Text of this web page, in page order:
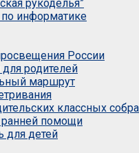
рукоделья”
информатике
России
родителей
маршрут
классных
помощи
для детей